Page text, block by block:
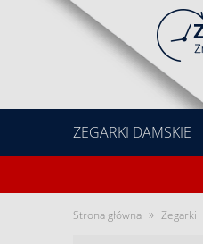
ZEGARKI DAMSKIE
Strona główna » Zegarki